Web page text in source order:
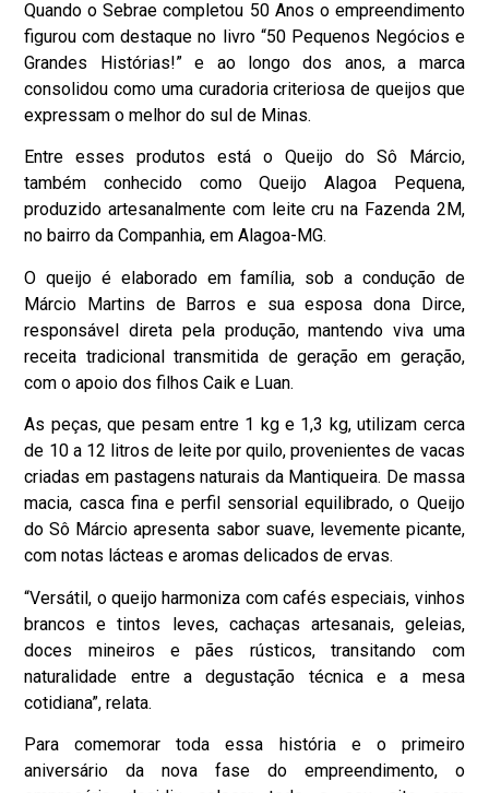
Quando o Sebrae completou 50 Anos o empreendimento
figurou com destaque no livro “50 Pequenos Negócios e
Grandes Histórias!” e ao longo dos anos, a marca
consolidou como uma curadoria criteriosa de queijos que
expressam o melhor do sul de Minas.
Entre esses produtos está o Queijo do Sô Márcio,
também conhecido como Queijo Alagoa Pequena,
produzido artesanalmente com leite cru na Fazenda 2M,
no bairro da Companhia, em Alagoa-MG.
O queijo é elaborado em família, sob a condução de
Márcio Martins de Barros e sua esposa dona Dirce,
responsável direta pela produção, mantendo viva uma
receita tradicional transmitida de geração em geração,
com o apoio dos filhos Caik e Luan.
As peças, que pesam entre 1 kg e 1,3 kg, utilizam cerca
de 10 a 12 litros de leite por quilo, provenientes de vacas
criadas em pastagens naturais da Mantiqueira. De massa
macia, casca fina e perfil sensorial equilibrado, o Queijo
do Sô Márcio apresenta sabor suave, levemente picante,
com notas lácteas e aromas delicados de ervas.
“Versátil, o queijo harmoniza com cafés especiais, vinhos
brancos e tintos leves, cachaças artesanais, geleias,
doces mineiros e pães rústicos, transitando com
naturalidade entre a degustação técnica e a mesa
cotidiana”, relata.
Para comemorar toda essa história e o primeiro
aniversário da nova fase do empreendimento, o